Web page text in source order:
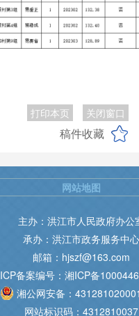
打印本页 关闭窗口
稿件收藏
主办：洪江市人民政府办公
承办：洪江市政务服务中心
邮箱：hjszf@163.com
ICP备案编号：湘ICP备
湘公网安备：
网站标识码：4312810037
网站地图